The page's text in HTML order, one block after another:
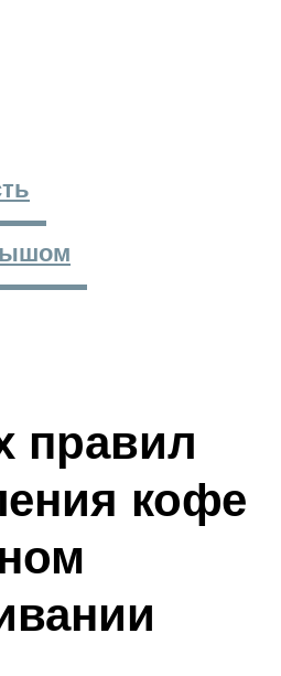
правил
кофе